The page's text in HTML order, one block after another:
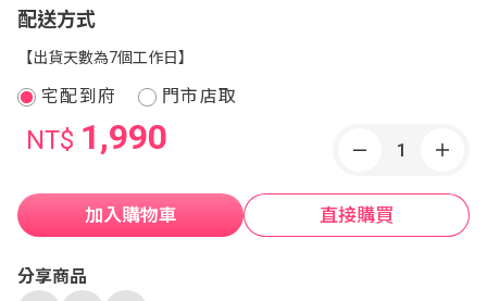
配送方式
【出貨天數為7個工作日】
宅配到府 門市店取
NT$ 1,990
加入購物車 直接購買
分享商品